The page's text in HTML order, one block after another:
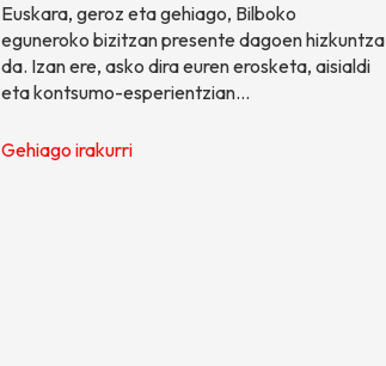
Euskara, geroz eta gehiago, Bilboko
eguneroko bizitzan presente dagoen hizkuntza
da. Izan ere, asko dira euren erosketa, aisialdi
eta kontsumo-esperientzian…
Gehiago irakurri